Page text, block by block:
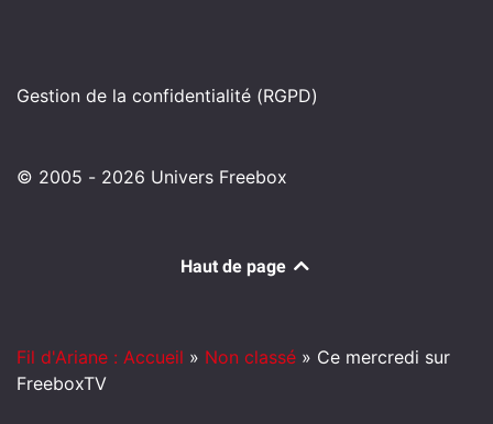
Gestion de la confidentialité (RGPD)
© 2005 - 2026 Univers Freebox
Haut de page
Fil d'Ariane : Accueil » Non classé » Ce mercredi sur
FreeboxTV